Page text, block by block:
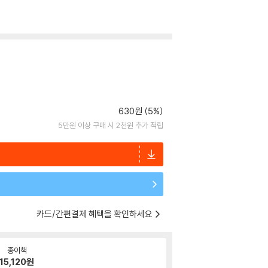
630원 (5%)
5만원 이상 구매 시 2천원 추가 적립
카드/간편결제 혜택을 확인하세요
종이책
15,120원